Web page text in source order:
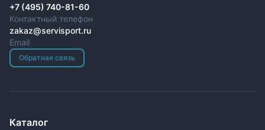
+7 (495) 740-81-60
Контактный телефон
zakaz@servisport.ru
Email
Обратная связь
Каталог